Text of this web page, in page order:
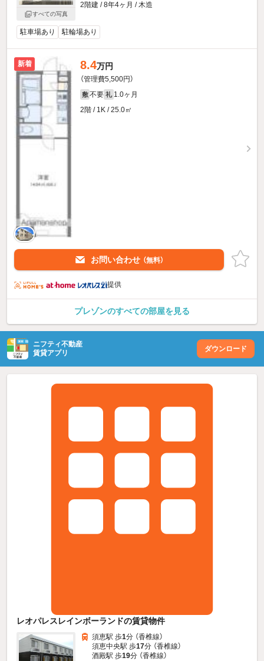
すべての写真
2階建 / 8年4ヶ月 / 木造
駐車場あり 駐輪場あり
新着 8.4万円
（管理費5,500円）
敷 不要 礼 1.0ヶ月
2階 / 1K / 25.0㎡
お問い合わせ （無料）
提供
プレゾンのすべての部屋を見る
ニフティ不動産
賃貸アプリ
ダウンロード
レオパレスレインボーランドの賃貸物件
須恵駅 歩1分 （香椎線）
須恵中央駅 歩17分 （香椎線）
酒殿駅 歩19分 （香椎線）